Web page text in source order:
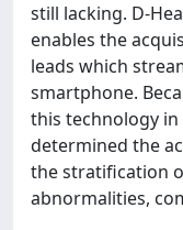
still lacking. D-
enables the
leads which
smartphone.
this technology
determined the
the stratification
abnormalities,